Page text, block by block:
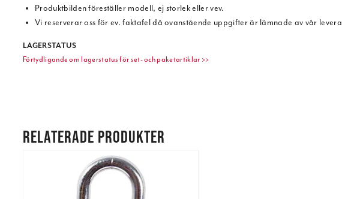
Produktbilden föreställer modell, ej storlek eller vev.
Vi reserverar oss för ev. faktafel då ovanstående uppgifter är lämnade av vår
LAGERSTATUS
Förtydligande om lagerstatus för set- och paketartiklar >>
RELATERADE PRODUKTER